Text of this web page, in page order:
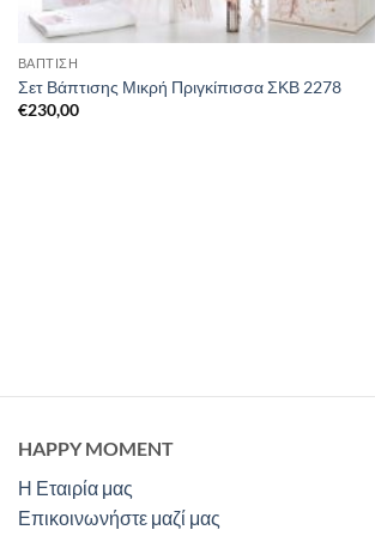
ΒΑΠΤΙΣΗ
Σετ Βάπτισης Μικρή Πριγκίπισσα ΣΚΒ 2278
€230,00
HAPPY MOMENT
Η Εταιρία μας
Επικοινωνήστε μαζί μας